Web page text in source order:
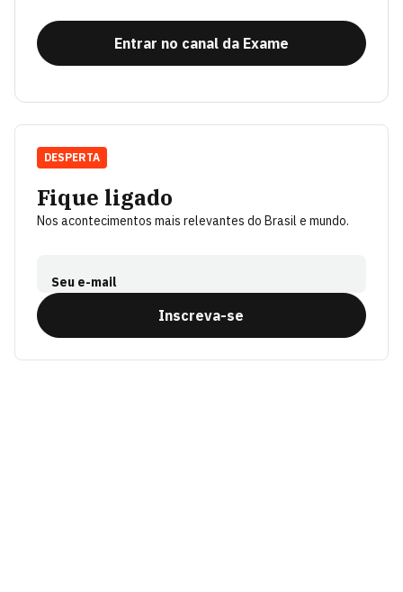
Entrar no canal da Exame
Fique ligado
Nos acontecimentos mais relevantes do Brasil e mundo.
Seu e-mail
Inscreva-se
DESPERTA